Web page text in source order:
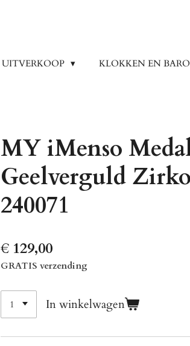
UITVERKOOP KLOKKEN EN
MY iMenso
Geelverguld
240071
€ 129,00
GRATIS verzending
In winkelwagen